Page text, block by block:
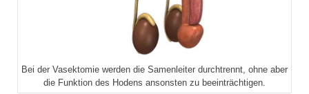
Bei der Vasektomie werden die Samenleiter durchtrennt, ohne aber
die Funktion des Hodens ansonsten zu beeinträchtigen.